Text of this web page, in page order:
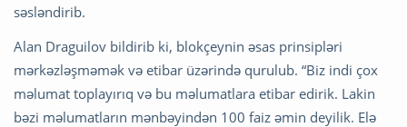
səsləndirib.
Alan Draguilov bildirib ki, blokçeynin əsas prinsipləri
mərkəzləşməmək və etibar üzərində qurulub. “Biz indi çox
məlumat toplayırıq və bu məlumatlara etibar edirik. Lakin
bəzi məlumatların mənbəyindən 100 faiz əmin deyilik. Elə